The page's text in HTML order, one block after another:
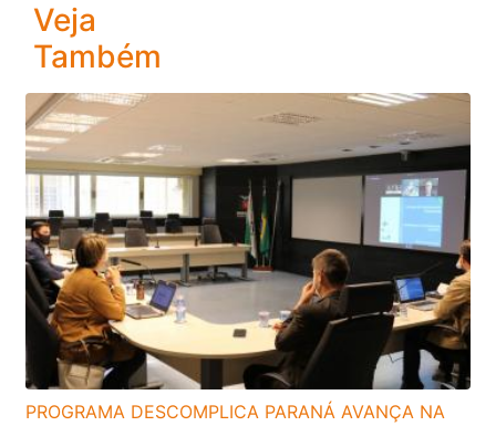
Veja
Também
PROGRAMA DESCOMPLICA PARANÁ AVANÇA NA